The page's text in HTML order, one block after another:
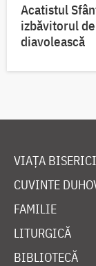
Acatistul
izbăvitorul
diavolească
VIAȚA
CUVINTE
FAMILIE
LITURGICĂ
BIBLIOTECĂ